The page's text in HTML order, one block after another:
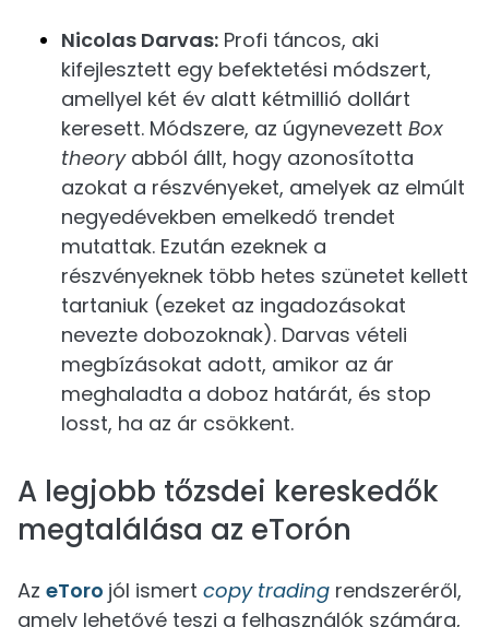
Nicolas Darvas: Profi táncos, aki
kifejlesztett egy befektetési módszert,
amellyel két év alatt kétmillió dollárt
keresett. Módszere, az úgynevezett Box
theoryabból állt, hogy azonosította
azokat a részvényeket, amelyek az elmúlt
negyedévekben emelkedő trendet
mutattak. Ezután ezeknek a
részvényeknek több hetes szünetet kellett
tartaniuk (ezeket az ingadozásokat
nevezte dobozoknak). Darvas vételi
megbízásokat adott, amikor az ár
meghaladta a doboz határát, és stop
losst, ha az ár csökkent.
A legjobb tőzsdei kereskedők
megtalálása az eTorón
Az eToro jól ismert copy trading rendszeréről,
amely lehetővé teszi a felhasználók számára,